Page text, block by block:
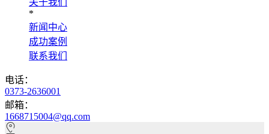
关于我们
*
新闻中心
成功案例
联系我们
电话：
0373-2636001
邮箱：
1668715004@qq.com